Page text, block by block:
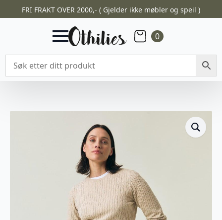
FRI FRAKT OVER 2000,- ( Gjelder ikke møbler og speil )
0